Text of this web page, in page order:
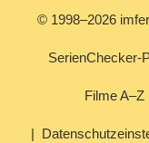
© 1998–2026
SerienChecker-
Filme A–Z